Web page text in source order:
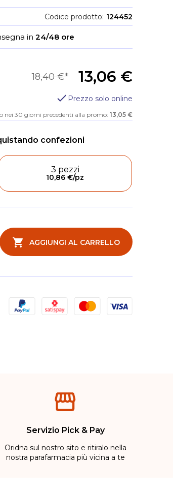
Codice prodotto 124452
in 24/48 ore
13,06 €
18,40 €
Prezzo solo online
nei 30 giorni precedenti alla promo: 13,05 €
3 pezzi
10,86 €/pz
quantitàAGGIUNGI AL CARRELLO
Servizio Pick & Pay
Oridna sul nostro sito e ritiralo nella
nostra parafarmacia più vicina a te